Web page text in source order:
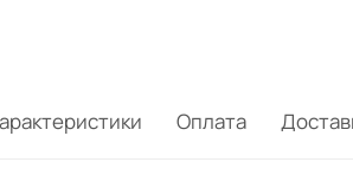
Оплата